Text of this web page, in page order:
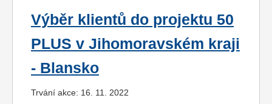
Výběr klientů do projektu 50
PLUS v Jihomoravském kraji
- Blansko
Trvání akce: 16. 11. 2022